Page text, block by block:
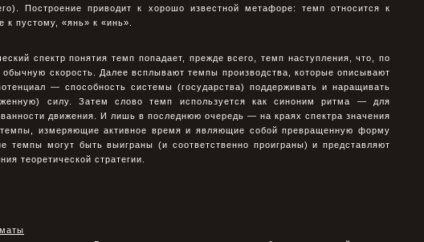
Построение приводит к хорошо известной метафоре: темп относится к
к пустому, «янь» к «инь».
спектр понятия темп попадает, прежде всего, темп наступления, что, по
обычную скорость. Далее всплывают темпы производства, которые описывают
— способность системы (государства) поддерживать и наращивать
силу. Затем слово темп используется как синоним ритма — для
движения. И лишь в последнюю очередь — на краях спектра значения
измеряющие активное время и являющие собой превращенную форму
темпы могут быть выиграны (и соответственно проиграны) и представляют
теоретической стратегии.